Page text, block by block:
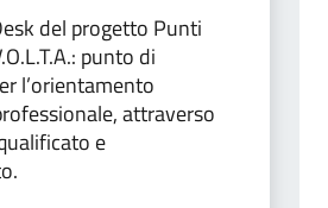
del progetto Punti
punto di
l’orientamento
attraverso
e